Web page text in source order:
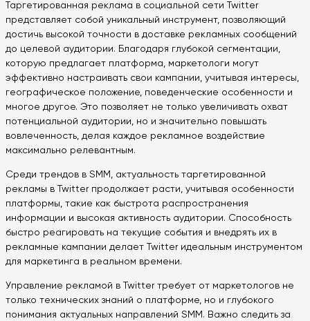
Таргетированная реклама в социальной сети Twitter
представляет собой уникальный инструмент, позволяющий
достичь высокой точности в доставке рекламных сообщений
до целевой аудитории. Благодаря глубокой сегментации,
которую предлагает платформа, маркетологи могут
эффективно настраивать свои кампании, учитывая интересы,
географическое положение, поведенческие особенности и
многое другое. Это позволяет не только увеличивать охват
потенциальной аудитории, но и значительно повышать
вовлеченность, делая каждое рекламное воздействие
максимально релевантным.
Среди трендов в SMM, актуальность таргетированной
рекламы в Twitter продолжает расти, учитывая особенности
платформы, такие как быстрота распространения
информации и высокая активность аудитории. Способность
быстро реагировать на текущие события и внедрять их в
рекламные кампании делает Twitter идеальным инструментом
для маркетинга в реальном времени.
Управление рекламой в Twitter требует от маркетологов не
только технических знаний о платформе, но и глубокого
понимания актуальных направлений SMM. Важно следить за